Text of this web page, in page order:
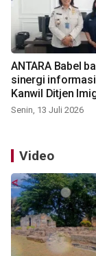
ANTARA Babel
sinergi
Kanwil Ditjen
Senin, 13 Juli 2026
Video